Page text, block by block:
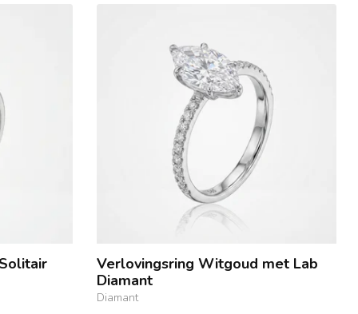
Verlovingsring Witgoud met Lab
Diamant
Diamant